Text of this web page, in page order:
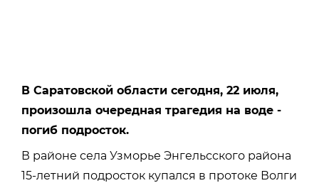
В Саратовской области сегодня, 22 июля,
произошла очередная трагедия на воде -
погиб подросток.
В районе села Узморье Энгельсского района
15-летний подросток купался в протоке Волги